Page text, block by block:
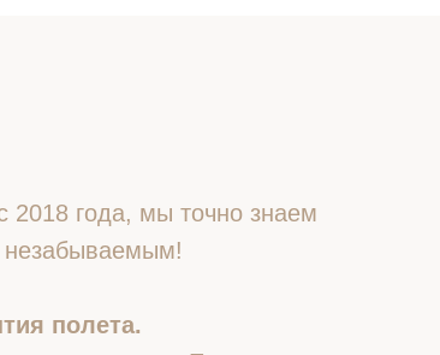
года, мы точно знаем
незабываемым!
полета.